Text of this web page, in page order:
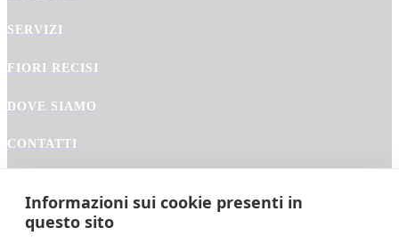
SERVIZI
FIORI RECISI
DOVE SIAMO
CONTATTI
Informazioni sui cookie presenti in
questo sito